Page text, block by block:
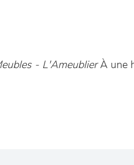
- L'AmeublierÀ une